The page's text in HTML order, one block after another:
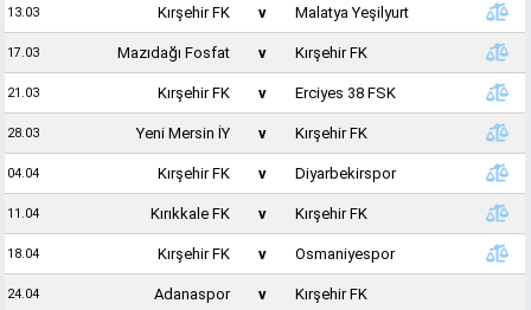
13.03 Kırşehir FK v Malatya Yeşilyurt
17.03 Mazıdağı Fosfat v Kırşehir FK
21.03 Kırşehir FK v Erciyes 38 FSK
28.03 Yeni Mersin İY v Kırşehir FK
04.04 Kırşehir FK v Diyarbekirspor
11.04 Kırıkkale FK v Kırşehir FK
18.04 Kırşehir FK v Osmaniyespor
24.04 Adanaspor v Kırşehir FK